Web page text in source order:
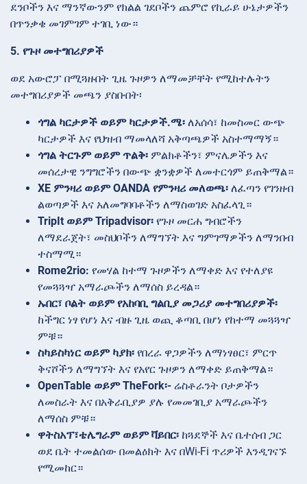
ደንቦችን እና ማንኛውንም የክልል ገደቦችን ጨምሮ የኪራይ ሁኔታዎችን
በጥንቃቄ መገምገም ተገቢ ነው።
5. የጉዞ መተግበሪያዎች
ወደ አውሮፓ በሚጓዙበት ጊዜ ጉዞዎን ለማመቻቸት የሚከተሉትን
መተግበሪያዎች መጫን ያስቡበት፡
ጎግል ካርታዎች ወይም ካርታዎች.ሜ፡ ለአሰሳ፣ ከመስመር ውጭ
ካርታዎች እና የህዝብ ማመላለሻ አቅጣጫዎች አስተማማኝ።
ጎግል ትርጉም ወይም ጥልቅ፡ ምልክቶችን፣ ምናሌዎችን እና
መሰረታዊ ንግግሮችን በውጭ ቋንቋዎች ለመተርጎም ይጠቅማል።
XE ምንዛሪ ወይም OANDA የምንዛሪ መለወጫ፡ ለፈጣን የገንዘብ
ልወጣዎች እና አለመግባባቶችን ለማስወገድ አስፈላጊ።
TripIt ወይም Tripadvisor፡ የጉዞ መርሐ ግብሮችን
ለማደራጀት፣ መስህቦችን ለማግኘት እና ግምገማዎችን ለማንበብ
ተስማሚ።
Rome2rio: የመሃል ከተማ ጉዞዎችን ለማቀድ እና የተለያዩ
የመጓጓዣ አማራጮችን ለማሰስ ይረዳል።
ኡበር፣ ቦልት ወይም የአከባቢ ግልቢያ መጋሪያ መተግበሪያዎች፡
ከችግር ነፃ የሆነ እና ብዙ ጊዜ ወጪ ቆጣቢ በሆነ የከተማ መጓጓዣ
ምቹ።
ስካይስካነር ወይም ካያክ፡ የበረራ ዋጋዎችን ለማነፃፀር፣ ምርጥ
ቅናሾችን ለማግኘት እና የአየር ጉዞዎን ለማቀድ ይጠቅማል።
OpenTable ወይም TheFork፡- ሬስቶራንት ቦታዎችን
ለመስራት እና በአቅራቢያዎ ያሉ የመመገቢያ አማራጮችን
ለማሰስ ምቹ።
ዋትስአፕ፣ቴሌግራም ወይም ቫይበር፡ ከጓደኞች እና ቤተሰብ ጋር
ወደ ቤት ተመልሰው በመልዕክት እና በWi-Fi ጥሪዎች እንዲገናኙ
የሚመከር።